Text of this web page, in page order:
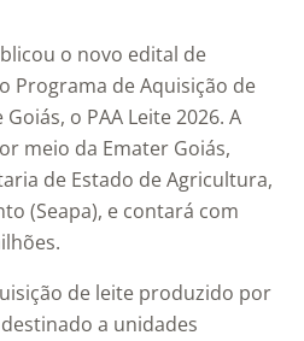
o novo edital de
Programa de Aquisição de
o PAA Leite 2026. A
meio da Emater Goiás,
de Estado de Agricultura,
(Seapa), e contará com
de leite produzido por
a unidades